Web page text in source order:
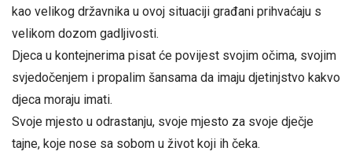
kao velikog državnika u ovoj situaciji građani prihvaćaju s
velikom dozom gadljivosti.
Djeca u kontejnerima pisat će povijest svojim očima, svojim
svjedočenjem i propalim šansama da imaju djetinjstvo kakvo
djeca moraju imati.
Svoje mjesto u odrastanju, svoje mjesto za svoje dječje
tajne, koje nose sa sobom u život koji ih čeka.